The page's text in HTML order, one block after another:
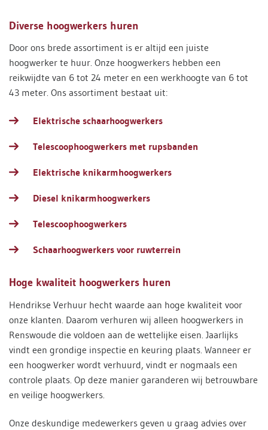
Diverse hoogwerkers huren
Door ons brede assortiment is er altijd een juiste
hoogwerker te huur. Onze hoogwerkers hebben een
reikwijdte van 6 tot 24 meter en een werkhoogte van 6 tot
43 meter. Ons assortiment bestaat uit:
Elektrische schaarhoogwerkers
Telescoophoogwerkers met rupsbanden
Elektrische knikarmhoogwerkers
Diesel knikarmhoogwerkers
Telescoophoogwerkers
Schaarhoogwerkers voor ruwterrein
Hoge kwaliteit hoogwerkers huren
Hendrikse Verhuur hecht waarde aan hoge kwaliteit voor
onze klanten. Daarom verhuren wij alleen hoogwerkers in
Renswoude die voldoen aan de wettelijke eisen. Jaarlijks
vindt een grondige inspectie en keuring plaats. Wanneer er
een hoogwerker wordt verhuurd, vindt er nogmaals een
controle plaats. Op deze manier garanderen wij betrouwbare
en veilige hoogwerkers.
Onze deskundige medewerkers geven u graag advies over